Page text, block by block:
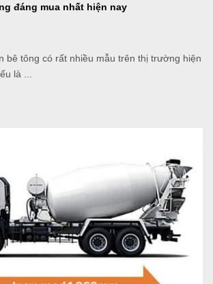
đáng mua nhất hiện nay
bê tông có rất nhiều mẫu trên thị trường hiện
là ...